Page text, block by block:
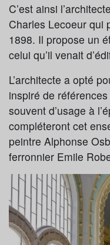
C’est ainsi
Charles Lecoeur qui
1898. Il propose un
celui qu’il venait
L’architecte a opté
inspiré de
souvent d’usage à
compléteront cet
peintre Alphonse
ferronnier Emile